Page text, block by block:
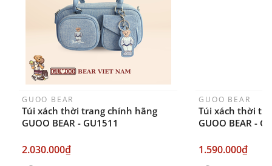
ngày sau khi đặt.
GUOO BEAR
Túi xách thời trang chính hãng
GUOO BEAR - GU1511
2.030.000₫
GUOO BEAR
Túi xách thời
GUOO BEAR -
1.590.000₫